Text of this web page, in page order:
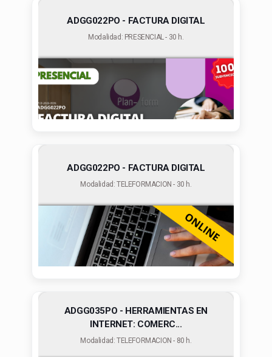
ADGG022PO - FACTURA DIGITAL
Modalidad: PRESENCIAL - 30 h.
ADGG022PO - FACTURA DIGITAL
Modalidad: TELEFORMACION - 30 h.
ADGG035PO - HERRAMIENTAS EN
INTERNET: COMERC...
Modalidad: TELEFORMACION - 80 h.